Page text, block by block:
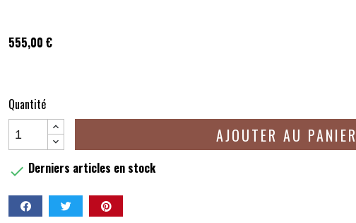
555,00 €
Quantité
AJOUTER AU PANIER
 Derniers articles en stock
Partager